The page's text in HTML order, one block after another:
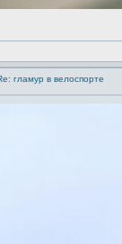
гламур в велоспорте